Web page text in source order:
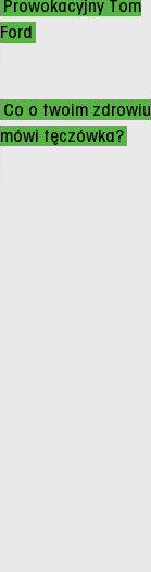
Prowokacyjny Tom
Ford
Co o twoim zdrowiu
mówi tęczówka?